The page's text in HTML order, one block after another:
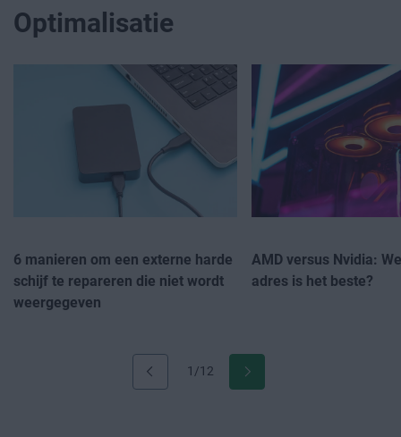
Optimalisatie
1/12
6 manieren om een externe harde
schijf te repareren die niet wordt
weergegeven
AMD versus Nvidia:
adres is het beste?